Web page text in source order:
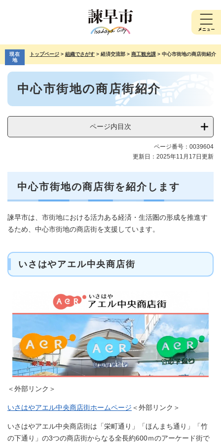
先
で
す。
を
ば
現在
地
トップページ > 組織でさがす > 経済交流部 > 商工観光課 > 中心市街地の商店街紹介
本
中心市街地の商店街紹介
ページ内目次
ページ番号：0039604
更新日：2025年11月17日更新
中心市街地の商店街を紹介します
諫早市は、市街地における活力ある経済・生活圏の形成を推進す
るため、中心市街地の商店街を支援しています。
いさはやアエル中央商店街
＜外部リンク＞
いさはやアエル中央商店街ホームページ ＜外部リンク＞
いさはやアエル中央商店街は「栄町通り」「ほんまち通り」「竹
の下通り」の3つの商店街からなる全長約600ｍのアーケード街で